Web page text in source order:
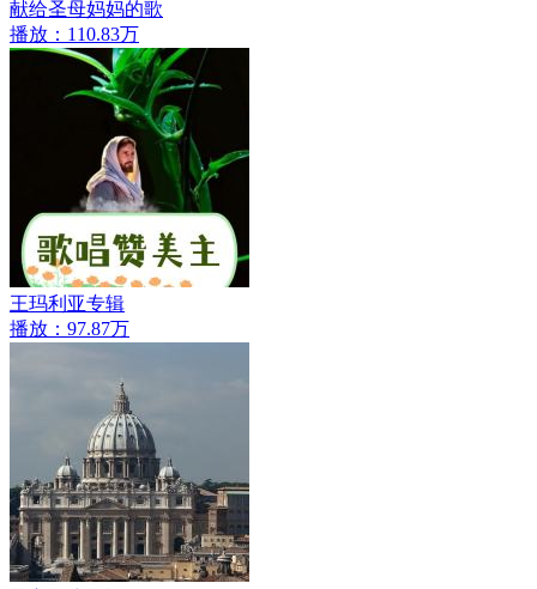
献给圣母妈妈的歌
播放：110.83万
王玛利亚专辑
播放：97.87万